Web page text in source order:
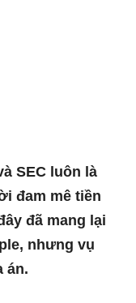
SEC luôn là
đam mê tiền
đã mang lại
nhưng vụ
án.